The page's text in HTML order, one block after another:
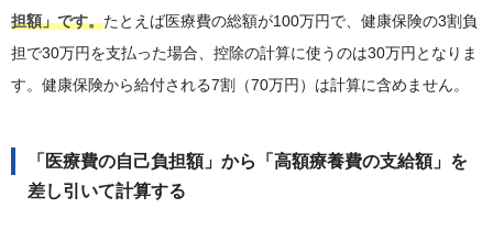
担額」です。たとえば医療費の総額が100万円で、健康保険の3割負
担で30万円を支払った場合、控除の計算に使うのは30万円となりま
す。健康保険から給付される7割（70万円）は計算に含めません。
「医療費の自己負担額」から「高額療養費の支給額」を
差し引いて計算する